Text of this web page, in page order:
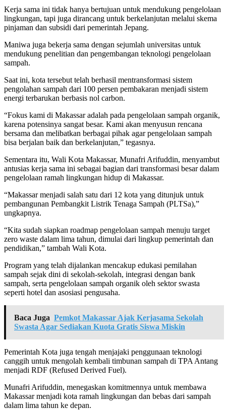
Kerja sama ini tidak hanya bertujuan untuk mendukung pengelolaan
lingkungan, tapi juga dirancang untuk berkelanjutan melalui skema
pinjaman dan subsidi dari pemerintah Jepang.
Maniwa juga bekerja sama dengan sejumlah universitas untuk
mendukung penelitian dan pengembangan teknologi pengelolaan
sampah.
Saat ini, kota tersebut telah berhasil mentransformasi sistem
pengolahan sampah dari 100 persen pembakaran menjadi sistem
energi terbarukan berbasis nol carbon.
“Fokus kami di Makassar adalah pada pengelolaan sampah organik,
karena potensinya sangat besar. Kami akan menyusun rencana
bersama dan melibatkan berbagai pihak agar pengelolaan sampah
bisa berjalan baik dan berkelanjutan,” tegasnya.
Sementara itu, Wali Kota Makassar, Munafri Arifuddin, menyambut
antusias kerja sama ini sebagai bagian dari transformasi besar dalam
pengelolaan ramah lingkungan hidup di Makassar.
“Makassar menjadi salah satu dari 12 kota yang ditunjuk untuk
pembangunan Pembangkit Listrik Tenaga Sampah (PLTSa),”
ungkapnya.
“Kita sudah siapkan roadmap pengelolaan sampah menuju target
zero waste dalam lima tahun, dimulai dari lingkup pemerintah dan
pendidikan,” tambah Wali Kota.
Program yang telah dijalankan mencakup edukasi pemilahan
sampah sejak dini di sekolah-sekolah, integrasi dengan bank
sampah, serta pengelolaan sampah organik oleh sektor swasta
seperti hotel dan asosiasi pengusaha.
Baca Juga Pemkot Makassar Ajak Kerjasama Sekolah
Swasta Agar Sediakan Kuota Gratis Siswa Miskin
Pemerintah Kota juga tengah menjajaki penggunaan teknologi
canggih untuk mengolah kembali timbunan sampah di TPA Antang
menjadi RDF (Refused Derived Fuel).
Munafri Arifuddin, menegaskan komitmennya untuk membawa
Makassar menjadi kota ramah lingkungan dan bebas dari sampah
dalam lima tahun ke depan.